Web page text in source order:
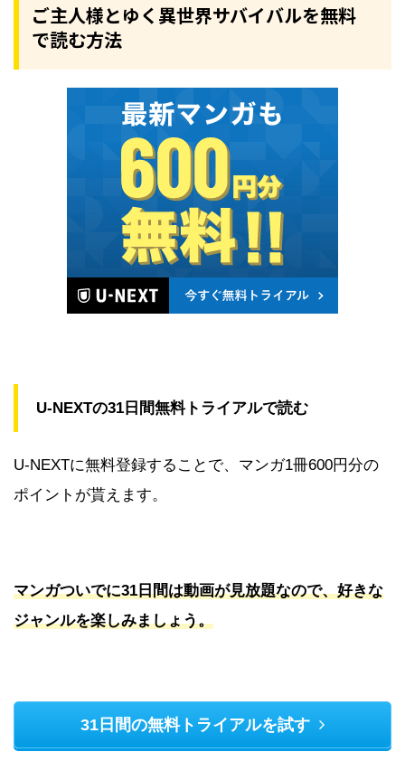
ご主人様とゆく異世界サバイバルを無料
で読む方法
U-NEXTの31日間無料トライアルで読む
U-NEXTに無料登録することで、マンガ1冊600円分の
ポイントが貰えます。
マンガついでに31日間は動画が見放題なので、好きな
ジャンルを楽しみましょう。
31日間の無料トライアルを試す